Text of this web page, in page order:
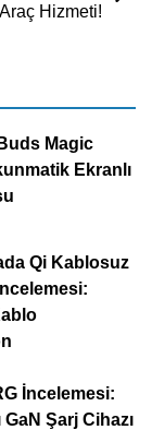
Araç Hizmeti!
Magic
Ekranlı
Qi Kablosuz
İncelemesi:
GaN Şarj Cihazı